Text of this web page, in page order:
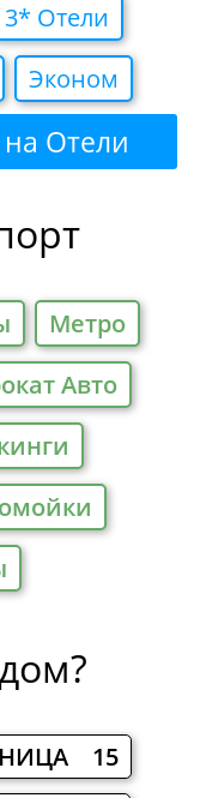
3* Отели
Эконом
Отели
Метро
Авто
15